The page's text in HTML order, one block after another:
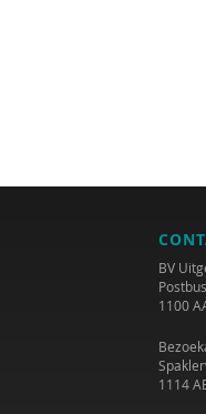
BV
1100
1114